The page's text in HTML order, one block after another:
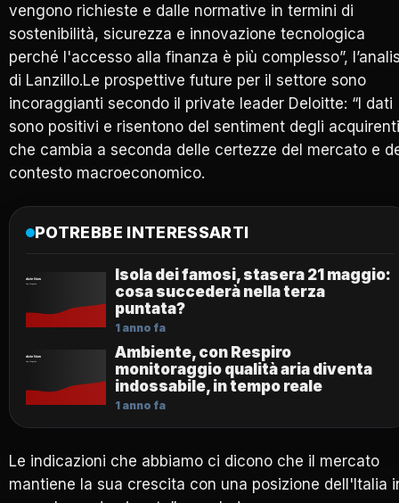
vengono richieste e dalle normative in termini di
sostenibilità, sicurezza e innovazione tecnologica
perché l'accesso alla finanza è più complesso”,
di Lanzillo.Le prospettive future per il settore sono
incoraggianti secondo il private leader Deloitte: “I dati
sono positivi e risentono del sentiment degli
che cambia a seconda delle certezze del mercato e
contesto macroeconomico.
POTREBBE INTERESSARTI
Isola dei famosi, stasera 21 maggio:
cosa succederà nella terza
puntata?
1 anno fa
Ambiente, con Respiro
monitoraggio qualità aria diventa
indossabile, in tempo reale
1 anno fa
Le indicazioni che abbiamo ci dicono che il mercato
mantiene la sua crescita con una posizione dell'Italia